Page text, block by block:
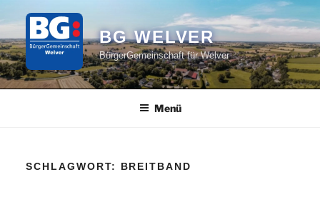
springen
BG WELVER
BürgerGemeinschaft für Welver
Menü
SCHLAGWORT: BREITBAND